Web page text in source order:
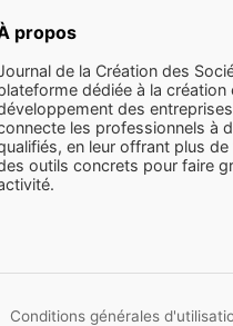
propos
de la Création des
dédiée à la création
des
les professionnels à
en leur offrant plus
outils concrets pour faire
Conditions générales